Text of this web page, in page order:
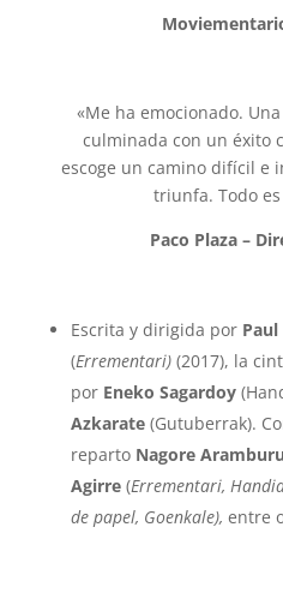
«Me ha emocionado.
culminada con un éxito
escoge un camino difícil e
triunfa. Todo
Paco Plaza –
Escrita y dirigida por
(Errementari)(2017), la
por Eneko Sagardoy
Azkarate(Gutuberrak).
reparto Nagore Aramburu
Agirre(Errementari,
de papel, Goenkale), entre